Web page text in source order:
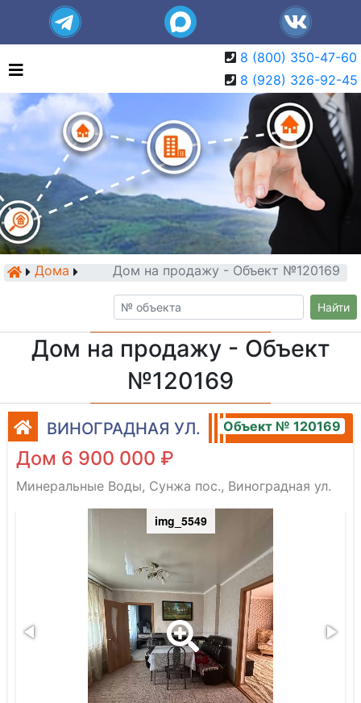
8 (800) 350-47-60
8 (928) 326-92-45
Дома Дом на продажу - Объект №120169
Найти
Дом на продажу - Объект
№120169
ВИНОГРАДНАЯ УЛ. Объект № 120169
Дом 6 900 000 ₽
Минеральные Воды, Сунжа пос., Виноградная ул.
img_5549